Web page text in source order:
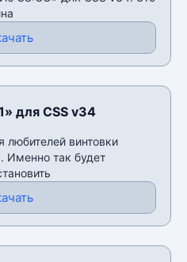
для CSS v34
любителей винтовки
Именно так будет